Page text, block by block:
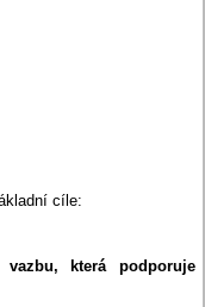
cíle:
která podporuje